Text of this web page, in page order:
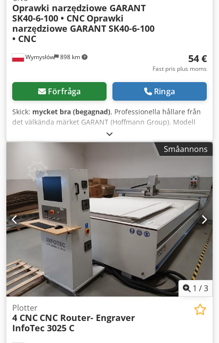
Wymysłów 898 km
Oprawki narzędziowe GARANT
SK40-6-100 • CNC Oprawki
narzędziowe GARANT SK40-6-100
• CNC
54 €
Fast pris plus moms
Förfråga Ringa
Skick: mycket bra (begagnad), Professionella hållare från
det välkända märket GARANT (Hoffmann Group). Modell
300230 6 SK40-6-100 – spänndiameter Ø6 mm, längd 100
mm. • SK40-kona – CNC-standard • Spänndiameter Ø6 mm
• Hållarlängd 100 mm • Max varvtal 25 000 rpm • Hög
fungerande, redo för användning. -- PRISET AVSER 1 STYCK
-- Dodpfx Akew Sy D Esqekr
Småannons
1 /3
Plotter
4 CNC CNC Router- Engraver
InfoTec 3025 C